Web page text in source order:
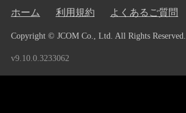
ホーム 利用規約 よくあるご質問
Copyright © JCOM Co., Ltd. All Rights Reserved.
v9.10.0.3233062